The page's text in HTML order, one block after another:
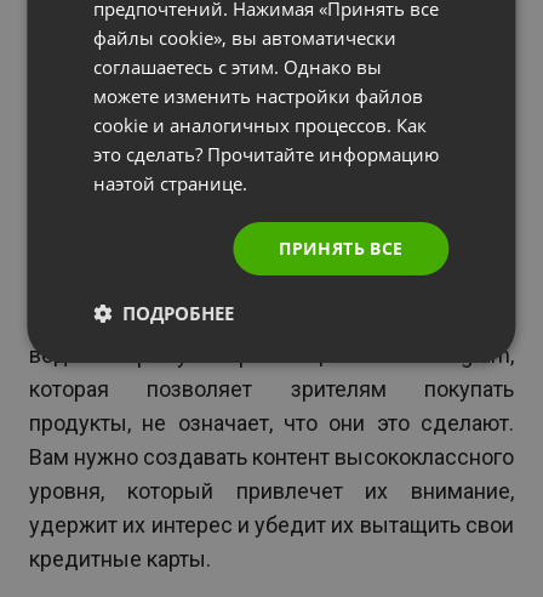
Делитесь высококачественным
контентом
На этом этапе Вы должны знать, какую
аудиторию Вы пытаетесь привлечь в
видеокоммерцию, и какие инструменты Вы
будете использовать для их вовлечения.
Пришло время создавать потрясающий
Просто потому, что Вы проводите вебинар или
ведете прямую трансляцию в Instagram,
которая позволяет зрителям покупать
продукты, не означает, что они это сделают.
Вам нужно создавать контент высококлассного
уровня, который привлечет их внимание,
удержит их интерес и убедит их вытащить свои
кредитные карты.
ITALIAN
предпочтений. Нажимая «Принять все
файлы cookie», вы автоматически
соглашаетесь с этим. Однако вы
можете изменить настройки файлов
cookie и аналогичных процессов. Как
это сделать? Прочитайте информацию
наэтой странице.
ПРИНЯТЬ ВСЕ
ПОДРОБНЕЕ